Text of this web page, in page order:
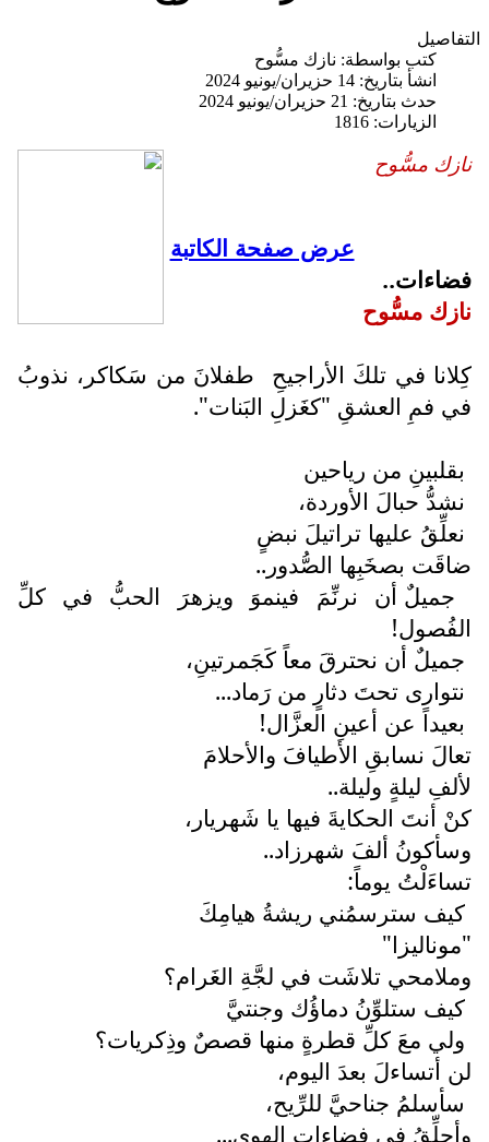
التفاصيل
كتب بواسطة: نازك مسُّوح
انشأ بتاريخ: 14 حزيران/يونيو 2024
حدث بتاريخ: 21 حزيران/يونيو 2024
الزيارات: 1816
نازك مسُّوح
عرض صفحة الكاتبة
فضاءات..
نازك مسُّوح
كِلانا في تلكَ الأراجيحِ
طفلانَ من سَكاكر، نذوبُ
في فمِ العشقِ "كغَزلِ البَنات".
بقلبينِ من رياحين
نشدُّ حبالَ الأوردة،
نعلِّقُ عليها تراتيلَ نبضٍ
ضاقَت بصخَبِها الصُّدور..
جميلٌ أن نرنِّمَ فينموَ ويزهرَ الحبُّ في كلِّ
الفُصول!
جميلٌ أن نحترقَ معاً كَجَمرتينِ،
نتوارى تحتَ دثارٍ من رَماد...
بعيداً عن أعينِ العزَّال!
تعالَ نسابقِ الأطيافَ والأحلامَ
لألفِ ليلةٍ وليلة..
كنْ أنتَ الحكايةَ فيها يا شَهريار،
وسأكونُ ألفَ شهرزاد..
تساءَلْتُ يوماً:
كيف سترسمُني ريشةُ هيامِكَ
"موناليزا"
وملامحي تلاشَت في لجَّةِ الغَرام؟
كيف ستلوِّنُ دماؤُك وجنتيَّ
ولي معَ كلِّ قطرةٍ منها قصصٌ وذِكريات؟
لن أتساءلَ بعدَ اليوم،
سأسلمُ جناحيَّ للرِّيح،
وأحلِّقُ في فضاءاتِ الهوى...